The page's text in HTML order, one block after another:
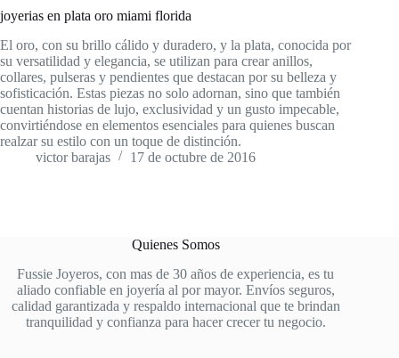
joyerias en plata oro miami florida
El oro, con su brillo cálido y duradero, y la plata, conocida por
su versatilidad y elegancia, se utilizan para crear anillos,
collares, pulseras y pendientes que destacan por su belleza y
sofisticación. Estas piezas no solo adornan, sino que también
cuentan historias de lujo, exclusividad y un gusto impecable,
convirtiéndose en elementos esenciales para quienes buscan
realzar su estilo con un toque de distinción.
victor barajas
17 de octubre de 2016
Quienes Somos
Fussie Joyeros, con mas de 30 años de experiencia, es tu
aliado confiable en joyería al por mayor. Envíos seguros,
calidad garantizada y respaldo internacional que te brindan
tranquilidad y confianza para hacer crecer tu negocio.